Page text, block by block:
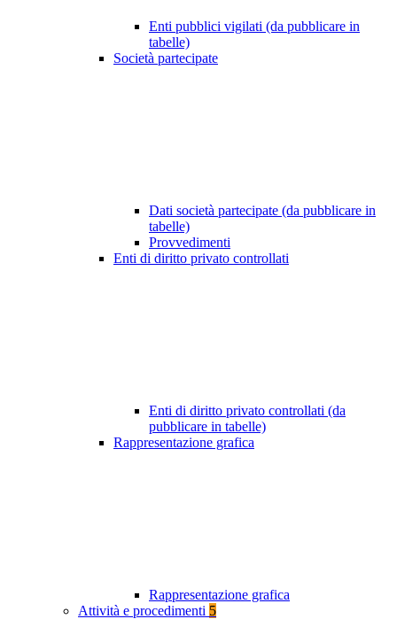
Enti pubblici vigilati (da pubblicare in
tabelle)
Società partecipate
Dati società partecipate (da pubblicare in
tabelle)
Provvedimenti
Enti di diritto privato controllati
Enti di diritto privato controllati (da
pubblicare in tabelle)
Rappresentazione grafica
Rappresentazione grafica
Attività e procedimenti 5